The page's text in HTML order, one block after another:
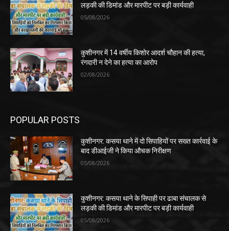
लड़की की डिमांड और मारपीट पर बड़ी कार्यवाही
05/08/2026
कुशीनगर में 14 वर्षीय किशोर आदर्श चौहान की हत्या,
रंगदारी न देने का हत्या का आरोप
02/08/2026
POPULAR POSTS
कुशीनगर: कसया थाने में दो सिपाहियों पर सख्त कार्रवाई के
बाद डीआईजी ने किया औचक निरीक्षण
05/08/2026
कुशीनगर: कसया थाने के सिपाही पर ढाबा संचालक से
लड़की की डिमांड और मारपीट पर बड़ी कार्यवाही
05/08/2026